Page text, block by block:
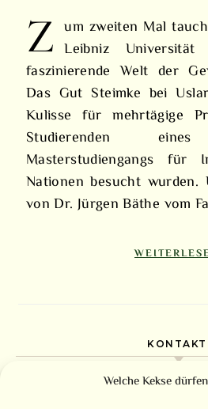
Welche Kekse
Z um zweiten Mal
Leibniz
faszinierende Welt der
Das Gut Steimke bei
Kulisse für mehrtägige
Studierenden eines
Masterstudiengangs für
Nationen besucht
von Dr. Jürgen Bäthe vom
KONTAKT